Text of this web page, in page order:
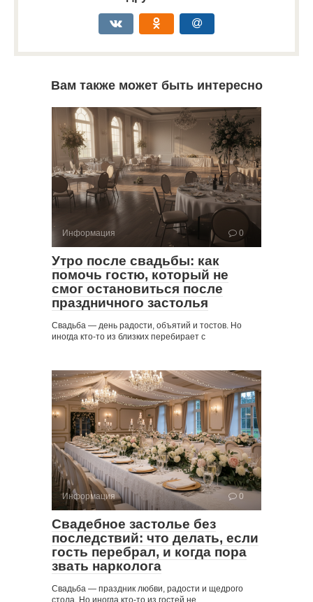
Вам также может быть интересно
Информация 0
Утро после свадьбы: как
помочь гостю, который не
смог остановиться после
праздничного застолья
Свадьба — день радости, объятий и тостов. Но
иногда кто-то из близких перебирает с
Информация 0
Свадебное застолье без
последствий: что делать, если
гость перебрал, и когда пора
звать нарколога
Свадьба — праздник любви, радости и щедрого